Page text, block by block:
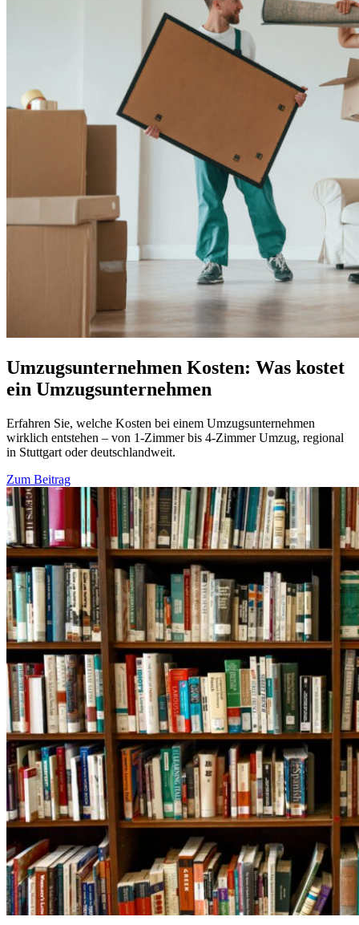
Umzugsunternehmen Kosten: Was kostet
ein Umzugsunternehmen
Erfahren Sie, welche Kosten bei einem Umzugsunternehmen
wirklich entstehen – von 1-Zimmer bis 4-Zimmer Umzug, regional
in Stuttgart oder deutschlandweit.
Zum Beitrag